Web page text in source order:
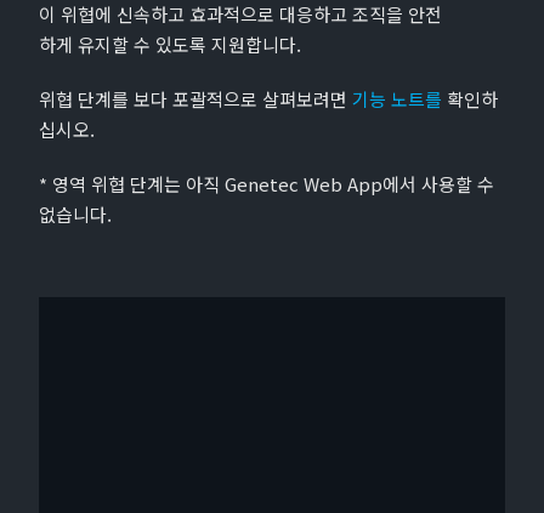
이 위협에 신속하고 효과적으로 대응하고 조직을 안전
하게 유지할 수 있도록 지원합니다.
위협 단계를 보다 포괄적으로 살펴보려면 기능 노트를 확인하
십시오.
* 영역 위협 단계는 아직 Genetec Web App에서 사용할 수
없습니다.